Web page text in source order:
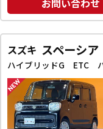
お問い合わせ
スズキ スペーシア